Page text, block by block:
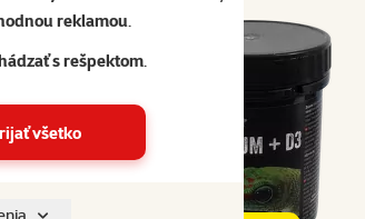
reklamou.
s rešpektom.
všetko
najlepšie